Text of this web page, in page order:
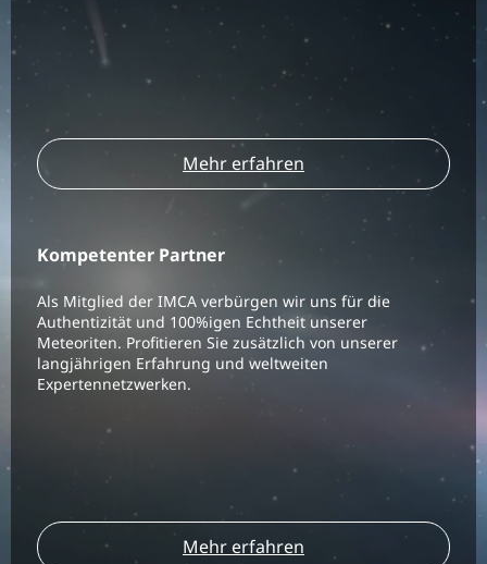
Mehr erfahren
Kompetenter Partner
Als Mitglied der IMCA verbürgen wir uns für die
Authentizität und 100%igen Echtheit unserer
Meteoriten. Profitieren Sie zusätzlich von unserer
langjährigen Erfahrung und weltweiten
Expertennetzwerken.
Mehr erfahren